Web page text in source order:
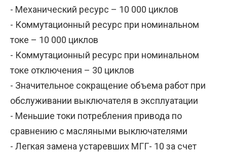
- Механический ресурс – 10 000 циклов
- Коммутационный ресурс при номинальном
токе – 10 000 циклов
- Коммутационный ресурс при номинальном
токе отключения – 30 циклов
- Значительное сокращение объема работ при
обслуживании выключателя в эксплуатации
- Меньшие токи потребления привода по
сравнению с масляными выключателями
- Легкая замена устаревших МГГ- 10 за счет